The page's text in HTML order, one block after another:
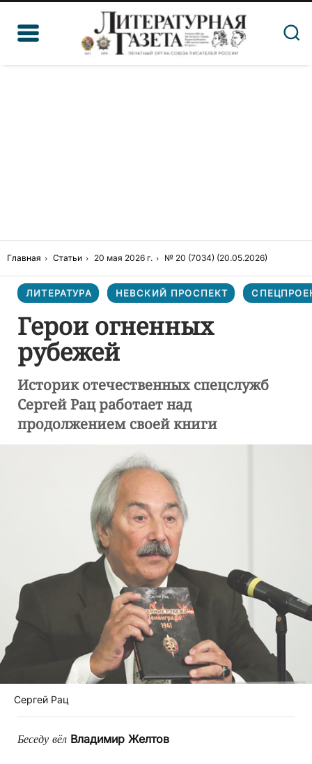
Главная Статьи 20 мая 2026 г. № 20 (7034) (20.05.2026)
ЛИТЕРАТУРА НЕВСКИЙ ПРОСПЕКТ
Герои огненных
рубежей
Историк отечественных спецслужб
Сергей Рац работает над
продолжением своей книги
Сергей Рац
Беседу вёл Владимир Желтов